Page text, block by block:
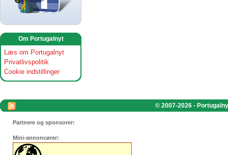
Om Portugalnyt
Læs om Portugalnyt
Privatlivspolitik
Cookie indstillinger
© 2007-2026 -
Partnere og sponsorer:
Mini-annoncører: